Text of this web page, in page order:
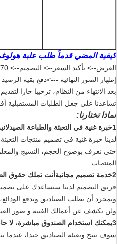
كيفية المضي قدماً طلب علبة هولوغرام
العرض--> تأكيد السعر--> التصميم--> 70% الودائع--> الإنتاج-->
إظهار الصور النهائية --->دفع بقية
بعد الانتهاء من النظام، ترحيبا حارا
تساعدنا على جعل الطلبات المستقبلية
لماذا تختارنا:
1خبرة غنية في التعبئة والطباعة الصيدلانية للببتيدات
لدينا خبرة غنية في تصميم منتجات التعبئة
حتى نعرف بوضوح الحجم، النسيج
المنتجات
2خدمة تصميم مجانية
أنت تملك حقوق
فريق التصميم لدينا سيساعدك على تصميم
وبمجرد أن تطلب الصناديق وتدفع
ولن نكشف عن أعمالك الفنية و صور
3يمكنك استخدام الصندوق مباشرة، لا حاجة إلى الغراء لتجميعه
سوف ننتج وتعبئة الصناديق جيدا،